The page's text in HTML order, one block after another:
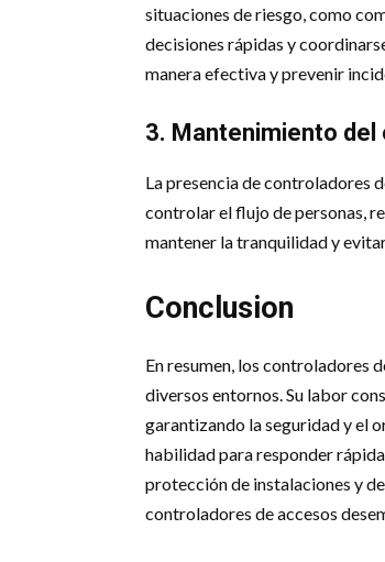
situaciones de riesgo, como
decisiones rápidas y
manera efectiva y prevenir
3. Mantenimiento del
La presencia de controladores
controlar el flujo de personas,
mantener la tranquilidad y
Conclusion
En resumen, los controladores
diversos entornos. Su labor
garantizando la seguridad y el
habilidad para responder
protección de instalaciones y
controladores de accesos